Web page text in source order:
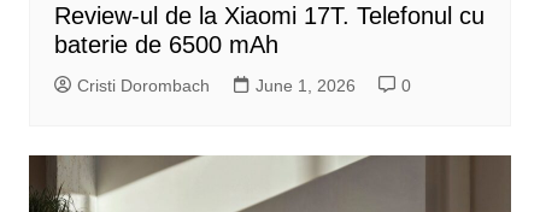
Review-ul de la Xiaomi 17T. Telefonul cu
baterie de 6500 mAh
Cristi Dorombach June 1, 2026 0